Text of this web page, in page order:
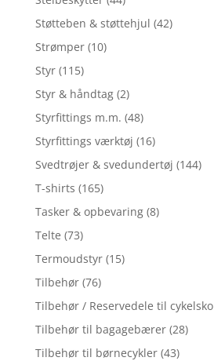
Støtteben & støttehjul (42)
Strømper (10)
Styr (115)
Styr & håndtag (2)
Styrfittings m.m. (48)
Styrfittings værktøj (16)
Svedtrøjer & svedundertøj (144)
T-shirts (165)
Tasker & opbevaring (8)
Telte (73)
Termoudstyr (15)
Tilbehør (76)
Tilbehør / Reservedele til cykelsko
Tilbehør til bagagebærer (28)
Tilbehør til børnecykler (43)